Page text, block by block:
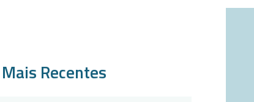
Mais Recentes